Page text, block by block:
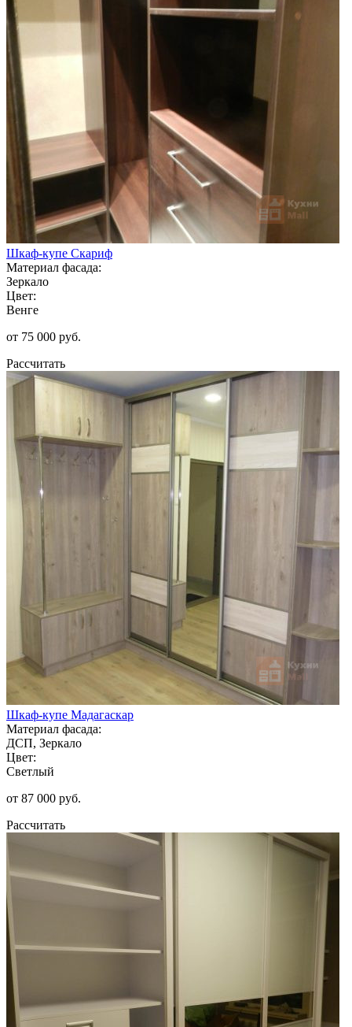
Шкаф-купе Скариф
Материал фасада:
Зеркало
Цвет:
Венге
от 75 000 руб.
Рассчитать
Шкаф-купе Мадагаскар
Материал фасада:
ДСП, Зеркало
Цвет:
Светлый
от 87 000 руб.
Рассчитать